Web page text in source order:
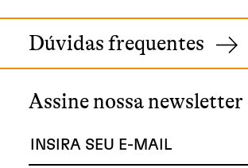
Dúvidas frequentes
Assine nossa newsletter